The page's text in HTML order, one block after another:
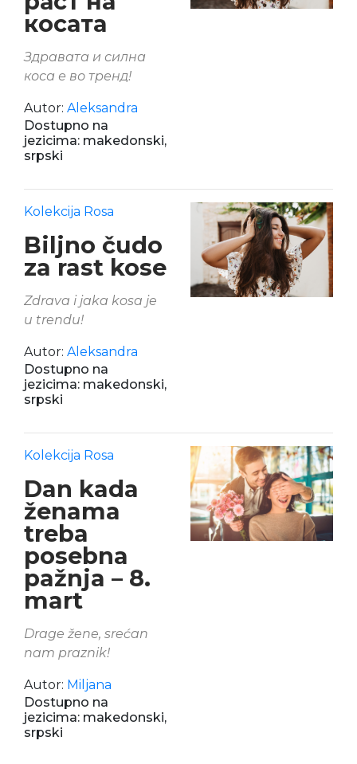
косата
Здравата и силна
коса е во тренд!
Autor: Aleksandra
Dostupno na
jezicima: makedonski,
srpski
Kolekcija Rosa
Biljno čudo
za rast kose
Zdrava i jaka kosa je
u trendu!
Autor: Aleksandra
Dostupno na
jezicima: makedonski,
srpski
Kolekcija Rosa
Dan kada
ženama
treba
posebna
pažnja – 8.
mart
Drage žene, srećan
nam praznik!
Autor: Miljana
Dostupno na
jezicima: makedonski,
srpski